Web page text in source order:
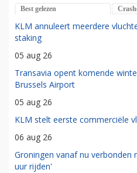
Best gelezen
KLM annuleert meerdere
staking
05 aug 26
Transavia opent komende
Brussels Airport
05 aug 26
KLM stelt eerste commerciële
06 aug 26
Groningen vanaf nu verbonden
uur rijden'